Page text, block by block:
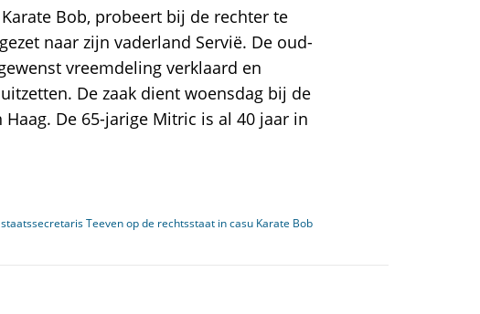
Bob, probeert bij de rechter te
naar zijn vaderland Servië. De oud-
vreemdeling verklaard en
De zaak dient woensdag bij de
De 65-jarige Mitric is al 40 jaar in
Teeven op de rechtsstaat in casu Karate Bob